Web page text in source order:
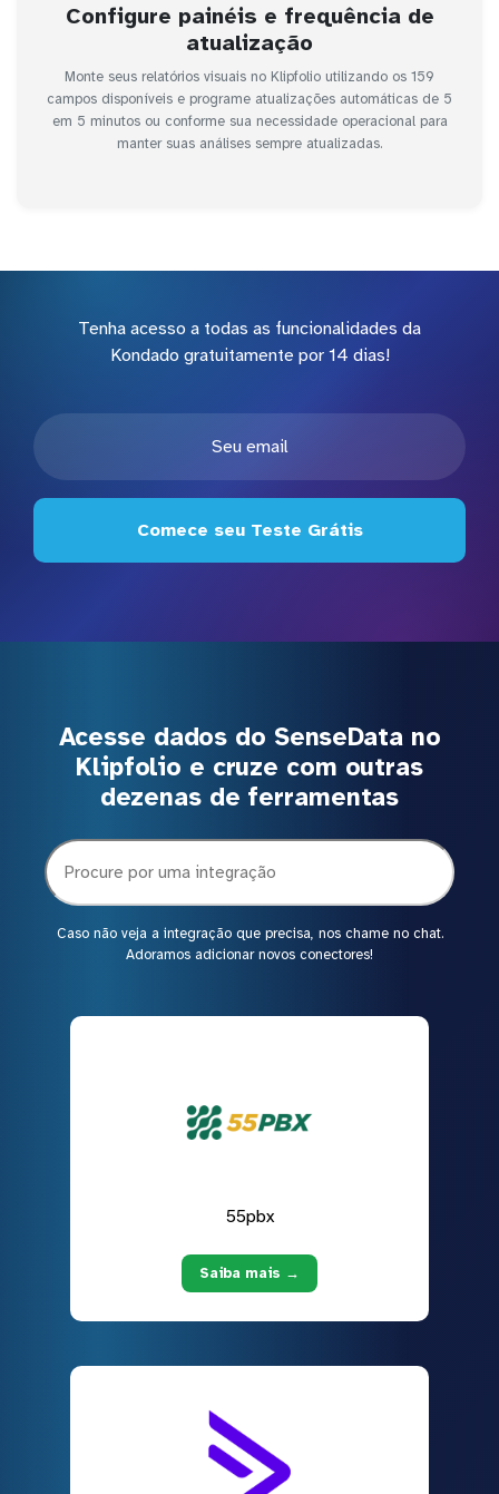
Configure painéis e frequência de
atualização
Monte seus relatórios visuais no Klipfolio utilizando os 159
campos disponíveis e programe atualizações automáticas de 5
em 5 minutos ou conforme sua necessidade operacional para
manter suas análises sempre atualizadas.
Tenha acesso a todas as funcionalidades da
Kondado gratuitamente por 14 dias!
Comece seu Teste Grátis
Acesse dados do SenseData no
Klipfolio e cruze com outras
dezenas de ferramentas
Caso não veja a integração que precisa, nos chame no chat.
Adoramos adicionar novos conectores!
55pbx
Saiba mais →